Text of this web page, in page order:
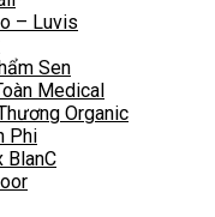
– Luvis
Sen
Medical
Organic
Phi
BlanC